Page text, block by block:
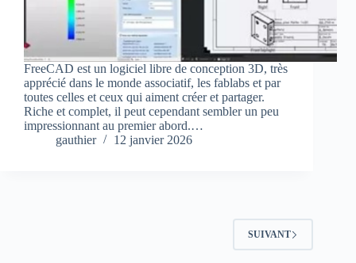
FreeCAD est un logiciel libre de conception 3D, très
apprécié dans le monde associatif, les fablabs et par
toutes celles et ceux qui aiment créer et partager.
Riche et complet, il peut cependant sembler un peu
impressionnant au premier abord.…
gauthier
12 janvier 2026
SUIVANT